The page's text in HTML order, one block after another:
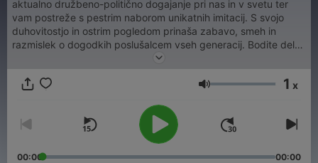
aktualno družbeno-politično dogajanje pri nas in v svetu ter
vam postreže s pestrim naborom unikatnih imitacij. S svojo
duhovitostjo in ostrim pogledom prinaša zabavo, smeh in
razmislek o dogodkih poslušalcem vseh generacij. Bodite del
Volume 1 x
00:00 00:00